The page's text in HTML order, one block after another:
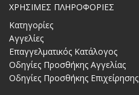
ΧΡΗΣΙΜΕΣ ΠΛΗΡΟΦΟΡΙΕΣ
Κατηγορίες
Αγγελίες
Επαγγελματικός Κατάλογος
Οδηγίες Προσθήκης Αγγελίας
Οδηγίες Προσθήκης Επιχείρησης